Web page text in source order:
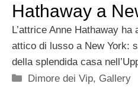
Hathaway a
L’attrice Anne Hathaway
attico di lusso a New York:
della splendida casa
Categorie
Dimore dei Vip, Gallery